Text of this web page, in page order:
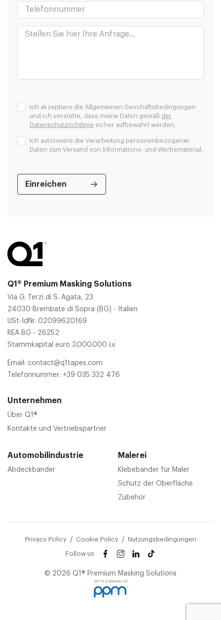
Ich akzeptiere die Allgemeinen Geschäftsbedingungen
und ich verstehe, dass meine Daten gemäß der
Datenschutzrichtlinie sicher aufbewahrt werden.
Ich autorisiere die Verarbeitung personenbezogener
Daten zum Versand von Informations- und Werbematerial.
Q1® Premium Masking Solutions
Via G. Terzi di S. Agata, 23
24030 Brembate di Sopra (BG) - Italien
USt-IdNr. 02099620169
REA BG - 26252
Stammkapital euro 3.000.000 i.v.
Email: contact@q1tapes.com
Telefonnummer: +39 035 332 476
Unternehmen
Über Q1®
Kontakte und Vertriebspartner
Automobilindustrie
Abdeckbänder
Malerei
Klebebänder für Maler
Schutz der Oberfläche
Zubehör
Privacy Policy Cookie Policy Nutzungsbedingungen
Follow us
© 2026 Q1® Premium Masking Solutions